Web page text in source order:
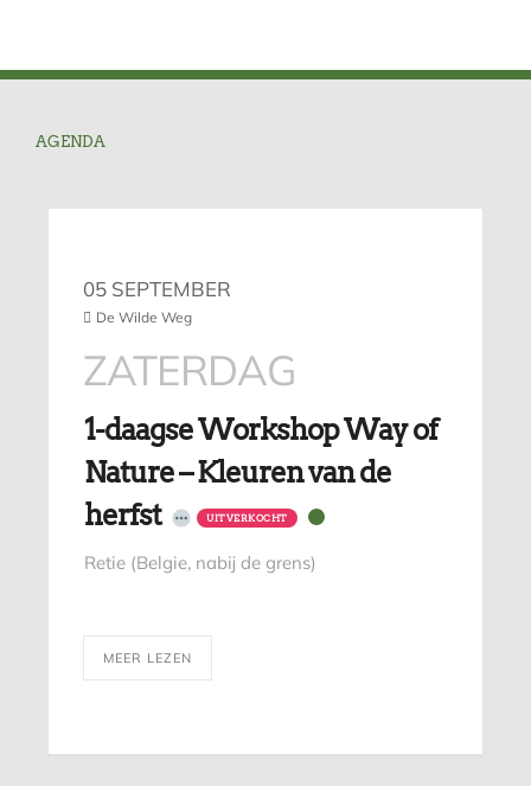
AGENDA
05 SEPTEMBER
De Wilde Weg
ZATERDAG
1-daagse Workshop Way of
Nature – Kleuren van de
herfst
UITVERKOCHT
Retie (Belgie, nabij de grens)
MEER LEZEN